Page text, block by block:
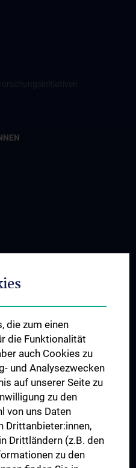
die zum einen
die Funktionalität
auch Cookies zu
und Analysezwecken
auf unserer Seite zu
zu den
von uns Daten
Drittanbieter:innen,
Drittländern (z.B. den
zu den